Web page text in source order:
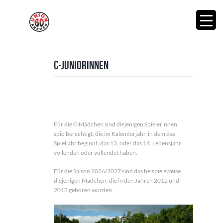
C-Juniorinnen
Für die C-Mädchen sind diejenigen Spielerinnen
spielberechtigt, die im Kalenderjahr, in dem das
Spieljahr beginnt, das 13. oder das 14. Lebensjahr
vollenden oder vollendet haben.
Für die Saison 2026/2027 sind das beispielsweise
diejenigen Mädchen, die in den Jahren 2012 und
2013 geboren wurden.